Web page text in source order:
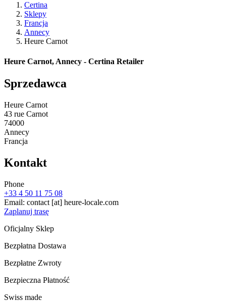
Certina
Sklepy
Francja
Annecy
Heure Carnot
Heure Carnot, Annecy - Certina Retailer
Sprzedawca
Heure Carnot
43 rue Carnot
74000
Annecy
Francja
Kontakt
Phone
+33 4 50 11 75 08
Email: contact [at] heure-locale.com
Zaplanuj trasę
Oficjalny Sklep
Bezpłatna Dostawa
Bezpłatne Zwroty
Bezpieczna Płatność
Swiss made